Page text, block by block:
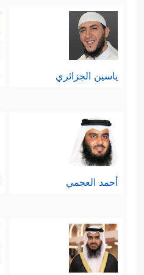
ياسين الجزائري
أحمد العجمي